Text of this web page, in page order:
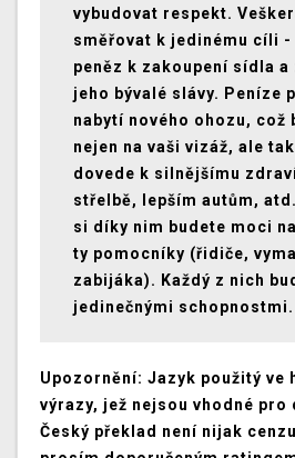
vybudovat respekt.
směřovat k jedinému cíli
peněz k zakoupení sídla
jeho bývalé slávy. Peníze
nabytí nového ohozu, což
nejen na vaši vizáž, ale
dovede k silnějšímu
střelbě, lepším autům,
si díky nim budete moci
ty pomocníky (řidiče,
zabijáka). Každý z nich
jedinečnými schopnostmi.
Upozornění: Jazyk použitý ve
výrazy, jež nejsou vhodné pro
Český překlad není nijak